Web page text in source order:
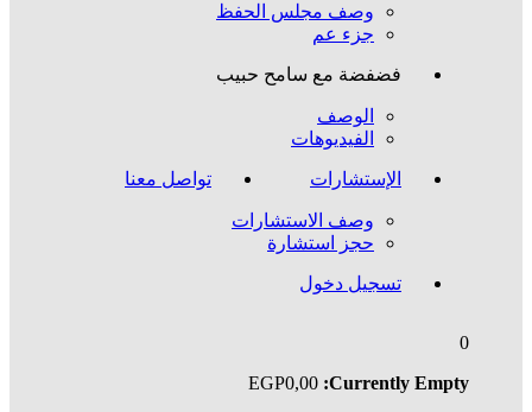
وصف مجلس الحفظ
جزء عم
فضفضة مع سامح حبيب
الوصف
الفيديوهات
الإستشارات
وصف الاستشارات
حجز استشارة
تواصل معنا
تسجيل دخول
0
Currently Empty:
EGP0,00